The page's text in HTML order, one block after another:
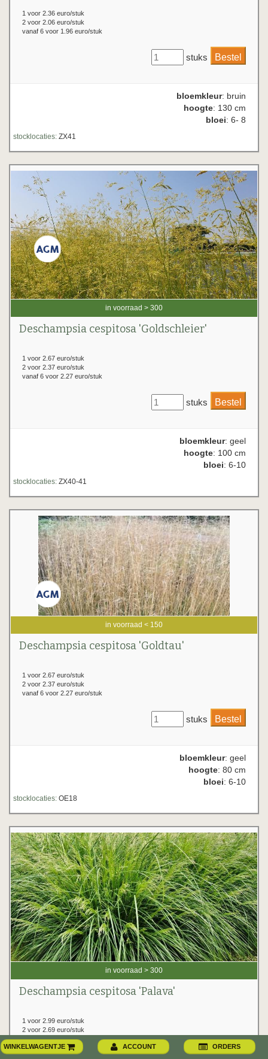
1 voor 2.36 euro/stuk
2 voor 2.06 euro/stuk
vanaf 6 voor 1.96 euro/stuk
stuks
bloemkleur: bruin
hoogte: 130 cm
bloei: 6- 8
stocklocaties: ZX41
in voorraad > 300
Deschampsia cespitosa 'Goldschleier'
1 voor 2.67 euro/stuk
2 voor 2.37 euro/stuk
vanaf 6 voor 2.27 euro/stuk
stuks
bloemkleur: geel
hoogte: 100 cm
bloei: 6-10
stocklocaties: ZX40-41
in voorraad < 150
Deschampsia cespitosa 'Goldtau'
1 voor 2.67 euro/stuk
2 voor 2.37 euro/stuk
vanaf 6 voor 2.27 euro/stuk
stuks
bloemkleur: geel
hoogte: 80 cm
bloei: 6-10
stocklocaties: OE18
in voorraad > 300
Deschampsia cespitosa 'Palava'
1 voor 2.99 euro/stuk
2 voor 2.69 euro/stuk
vanaf 6 voor 2.59 euro/stuk
WINKELWAGENTJE
ACCOUNT ORDERS